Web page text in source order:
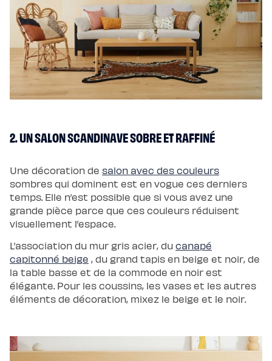
Traversin
Couette
tempérée
Couette
tempérée
Plus
Couette
légère
Couette
légère
Plus
Couette
matelas
imperméable
molleton
Protège
oreiller
Linges
de
lit
Parures
Housses
couette
Taies
d’oreiller
Draps
Matières
Percale
de
coton
Satin
de
coton
2. UN SALON SCANDINAVE SOBRE ET RAFFINÉ
Une décoration de salon avec des couleurs
sombres qui dominent est en vogue ces derniers
temps. Elle n’est possible que si vous avez une
grande pièce parce que ces couleurs réduisent
visuellement l’espace.
L’association du mur gris acier, du canapé
capitonné beige , du grand tapis en beige et noir, de
la table basse et de la commode en noir est
élégante. Pour les coussins, les vases et les autres
éléments de décoration, mixez le beige et le noir.